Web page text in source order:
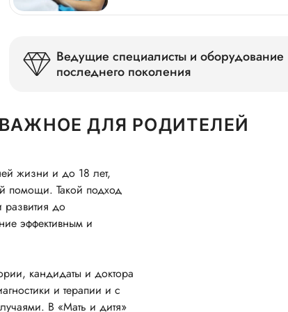
Ведущие специалисты и оборудование
последнего поколения
ДЛЯ РОДИТЕЛЕЙ
жизни и до 18 лет,
помощи. Такой подход
развития до
эффективным и
кандидаты и доктора
и терапии и с
В «Мать и дитя»